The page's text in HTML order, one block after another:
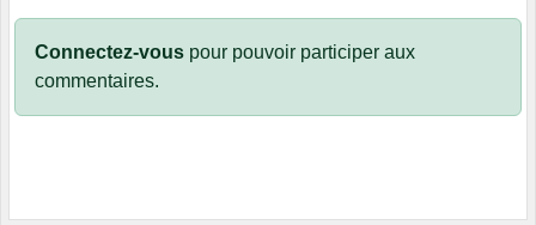
Connectez-vous pour pouvoir participer aux
commentaires.